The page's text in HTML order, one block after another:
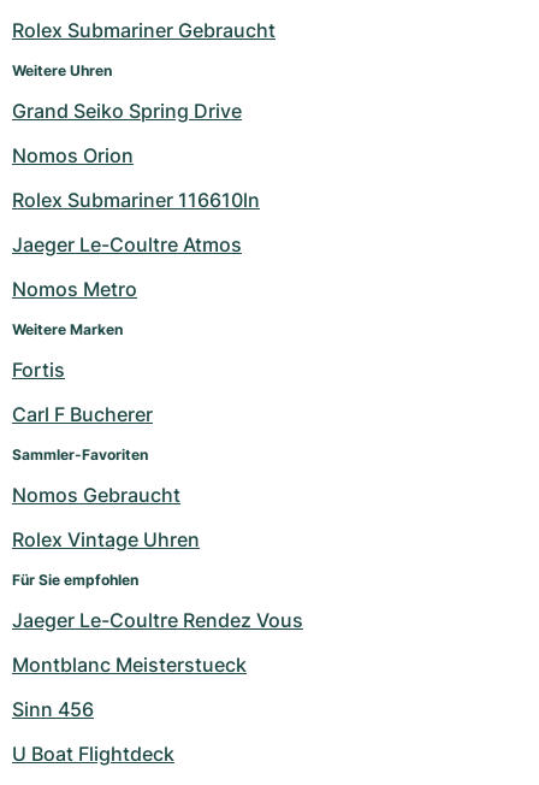
Rolex Submariner Gebraucht
Weitere Uhren
Grand Seiko Spring Drive
Nomos Orion
Rolex Submariner 116610ln
Jaeger Le-Coultre Atmos
Nomos Metro
Weitere Marken
Fortis
Carl F Bucherer
Sammler-Favoriten
Nomos Gebraucht
Rolex Vintage Uhren
Für Sie empfohlen
Jaeger Le-Coultre Rendez Vous
Montblanc Meisterstueck
Sinn 456
U Boat Flightdeck